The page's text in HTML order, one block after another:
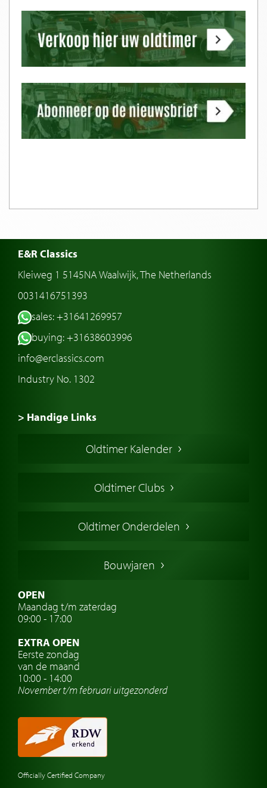
E&R Classics
Kleiweg 1 5145NA Waalwijk, The Netherlands
0031416751393
sales: +31641269957
buying: +31638603996
info@erclassics.com
Industry No. 1302
> Handige Links
Amerikaanse oldtimers
Franse oldtimers
Zweedse oldtimers
Oldtimer verzekering
Oldtimer reizen
Oldtimerwerkplaats
Automerk horloges
Classic cars Nederland
Oldtimer Kalender
Oldtimer Clubs
Oldtimer Onderdelen
Bouwjaren
OPEN
Maandag t/m zaterdag
09:00 - 17:00
EXTRA OPEN
Eerste zondag
van de maand
10:00 - 14:00
November t/m februariuitgezonderd
Officially Certified Company